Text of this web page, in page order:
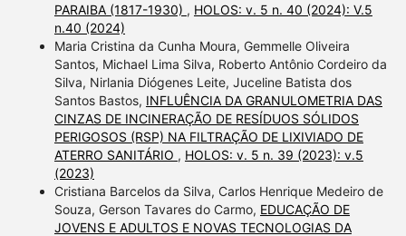
PARAIBA (1817-1930) , HOLOS: v. 5 n. 40 (2024): V.5
n.40 (2024)
Maria Cristina da Cunha Moura, Gemmelle Oliveira
Santos, Michael Lima Silva, Roberto Antônio Cordeiro da
Silva, Nirlania Diógenes Leite, Juceline Batista dos
Santos Bastos, INFLUÊNCIA DA GRANULOMETRIA DAS
CINZAS DE INCINERAÇÃO DE RESÍDUOS SÓLIDOS
PERIGOSOS (RSP) NA FILTRAÇÃO DE LIXIVIADO DE
ATERRO SANITÁRIO , HOLOS: v. 5 n. 39 (2023): v.5
(2023)
Cristiana Barcelos da Silva, Carlos Henrique Medeiro de
Souza, Gerson Tavares do Carmo, EDUCAÇÃO DE
JOVENS E ADULTOS E NOVAS TECNOLOGIAS DA